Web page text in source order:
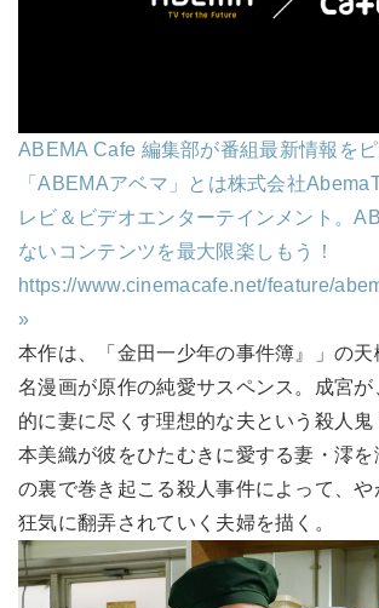
ABEMA Cafe 編集部が番組最新情報をピ
「ABEMAアベマ」とは株式会社
レビ＆ビデオエンターテインメント。
ないコンテンツを最大限楽しもう！
https://www.cinemacafe.net/feature/
»
本作は、「金田一少年の事件簿』」の天
名漫画が原作の純愛サスペンス。成宮
的に妻に尽くす理想的な夫という殺人
本美織が彼をひたむきに愛する妻・澪
の裏で巻き起こる殺人事件によって、や
狂気に翻弄されていく夫婦を描く。